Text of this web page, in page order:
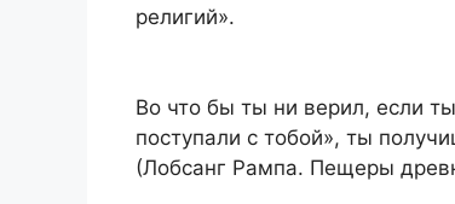
религий».
Во что бы ты ни верил, если
поступали с тобой», ты
(Лобсанг Рампа. Пещеры